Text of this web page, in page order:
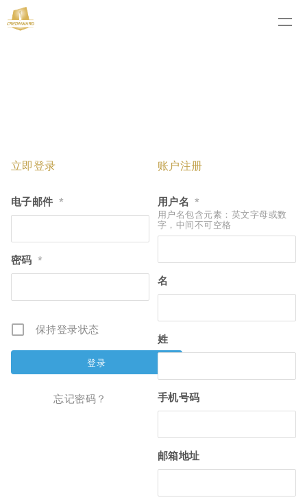
立即登录
电子邮件 *
密码 *
保持登录状态
忘记密码？
账户注册
用户名 *
用户名包含元素：英文字母或数
字，中间不可空格
名
姓
手机号码
邮箱地址